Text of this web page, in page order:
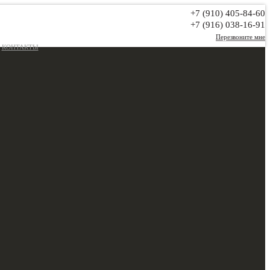
+7 (910) 405-84-60
+7 (916) 038-16-91
Перезвоните мне
КОНТАКТЫ